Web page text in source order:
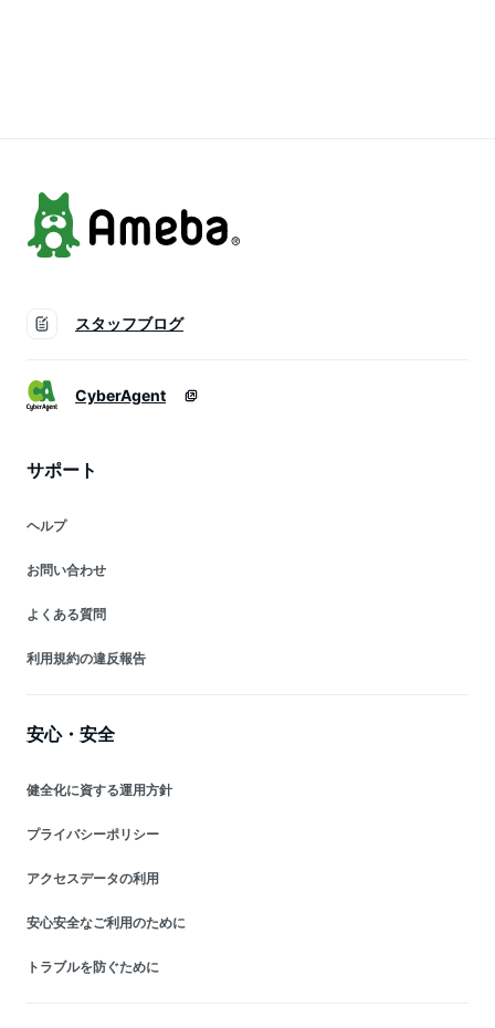
スタッフブログ
CyberAgent
サポート
ヘルプ
お問い合わせ
よくある質問
利用規約の違反報告
安心・安全
健全化に資する運用方針
プライバシーポリシー
アクセスデータの利用
安心安全なご利用のために
トラブルを防ぐために